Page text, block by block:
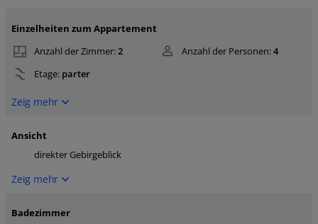
Einzelheiten zum Appartement
Anzahl der Zimmer:2 Anzahl der Personen:4
Etage: parter
Zeig mehr
Ansicht
direkter Gebirgeblick
Zeig mehr
Badezimmer